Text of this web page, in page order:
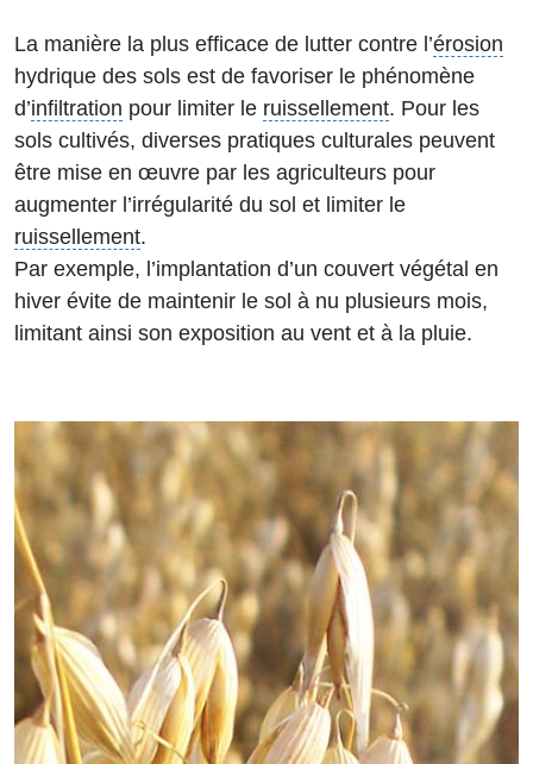
La manière la plus efficace de lutter contre l’érosion
hydrique des sols est de favoriser le phénomène
d’infiltration pour limiter le ruissellement. Pour les
sols cultivés, diverses pratiques culturales peuvent
être mise en œuvre par les agriculteurs pour
augmenter l’irrégularité du sol et limiter le
ruissellement.
Par exemple, l’implantation d’un couvert végétal en
hiver évite de maintenir le sol à nu plusieurs mois,
limitant ainsi son exposition au vent et à la pluie.